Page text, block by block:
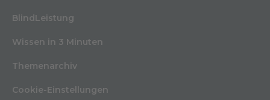
BlindLeistung
Wissen in 3 Minuten
Themenarchiv
Cookie-Einstellungen